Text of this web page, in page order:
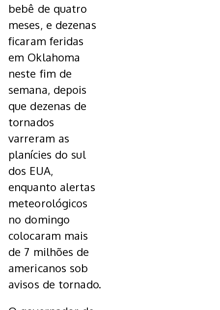
bebê de quatro
meses, e dezenas
ficaram feridas
em Oklahoma
neste fim de
semana, depois
que dezenas de
tornados
varreram as
planícies do sul
dos EUA,
enquanto alertas
meteorológicos
no domingo
colocaram mais
de 7 milhões de
americanos sob
avisos de tornado.